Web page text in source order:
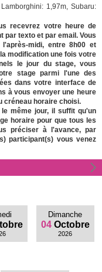
1,97m, Subaru:
recevrez votre heure de
par texto et par email. Vous
midi, entre 8h00 et
modification une fois votre
le jour du stage, vous
stage parmi l'une des
dans votre interface de
à vous envoyer une heure
créneau horaire choisi.
même jour, il suffit qu'un
horaire pour que tous les
préciser à l'avance, par
participant(s) vous venez
Dimanche
04 Octobre
2026